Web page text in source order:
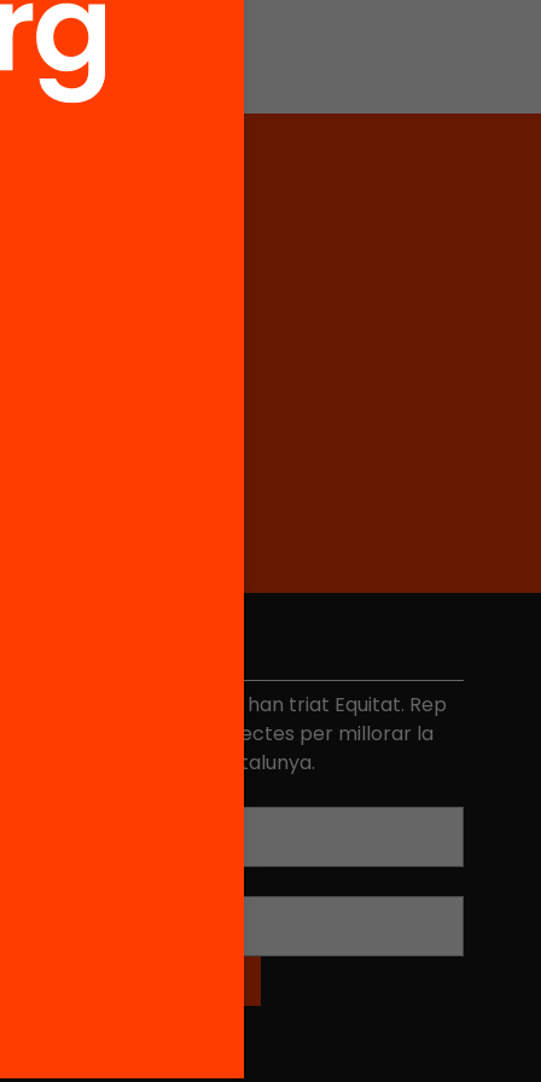
de 40.000 persones ja han triat Equitat. Rep
propostes i projectes per millorar la
de l'educació a Catalunya.